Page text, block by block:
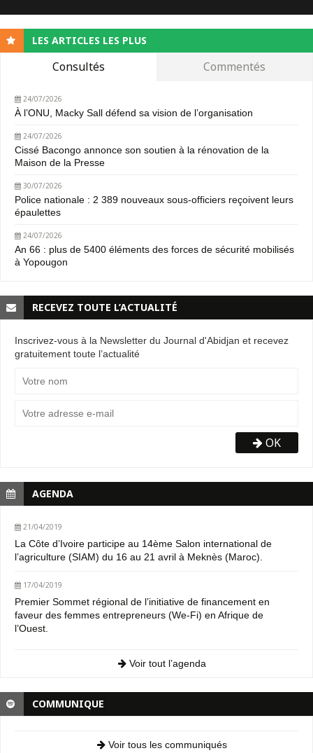
LES ARTICLES LES PLUS
Consultés Commentés
24/07/2026
À l’ONU, Macky Sall défend sa vision de l’organisation
24/07/2026
Cissé Bacongo annonce son soutien à la rénovation de la
Maison de la Presse
30/07/2026
Police nationale : 2 389 nouveaux sous-officiers reçoivent leurs
épaulettes
24/07/2026
An 66 : plus de 5400 éléments des forces de sécurité mobilisés
à Yopougon
RECEVEZ TOUTE L’ACTUALITÉ
Inscrivez-vous à la Newsletter du Journal d'Abidjan et recevez
gratuitement toute l’actualité
OK
AGENDA
21/04/2019
La Côte d’Ivoire participe au 14ème Salon international de
l’agriculture (SIAM) du 16 au 21 avril à Meknès (Maroc).
17/04/2019
Premier Sommet régional de l’initiative de financement en
faveur des femmes entrepreneurs (We-Fi) en Afrique de
l’Ouest.
Voir tout l’agenda
COMMUNIQUE
Voir tous les communiqués